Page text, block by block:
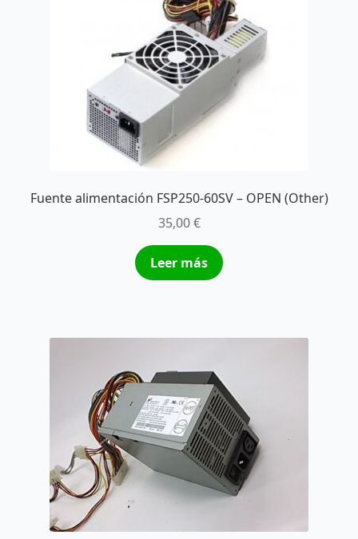
Fuente alimentación FSP250-60SV – OPEN (Other)
35,00€
Leer más